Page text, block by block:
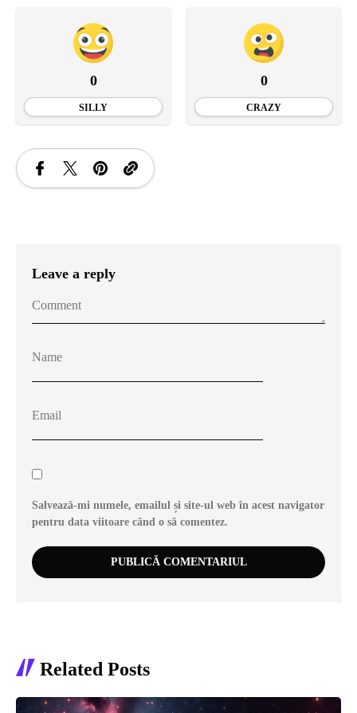
0
SILLY
0
CRAZY
Leave a reply
Salvează-mi numele, emailul și site-ul web în acest navigator
pentru data viitoare când o să comentez.
Related Posts